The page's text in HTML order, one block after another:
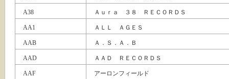
A38 Ａｕｒａ ３８ ＲＥＣＯＲＤＳ
AA1 ＡＬＬ ＡＧＥＳ
AAB Ａ．Ｓ．Ａ．Ｂ
AAD ＡＡＤ ＲＥＣＯＲＤＳ
AAF アーロンフィールド